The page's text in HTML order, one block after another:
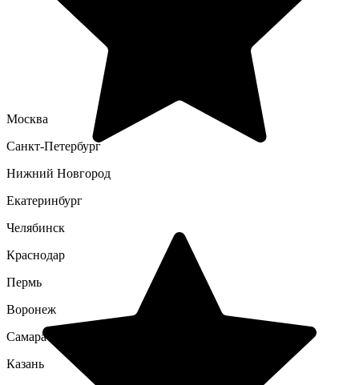
Москва
Санкт-Петербург
Нижний Новгород
Екатеринбург
Челябинск
Краснодар
Пермь
Воронеж
Самара
Казань